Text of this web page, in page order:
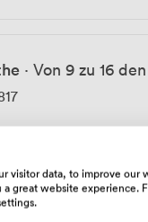
· Von 9 zu 16
visitor data, to improve our
great website experience.